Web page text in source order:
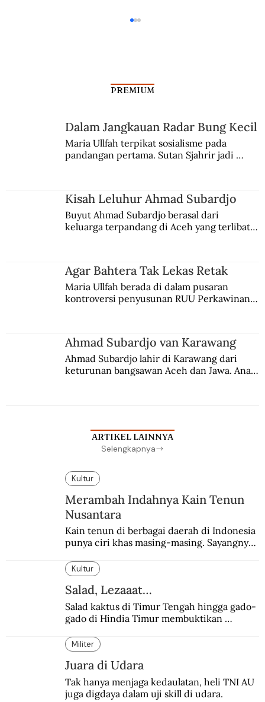
Ada Oknum Polisi dalam Pembunuhan
PREMIUM
Dalam Jangkauan Radar Bung Kecil
Maria Ullfah terpikat sosialisme pada
pandangan pertama. Sutan Sjahrir jadi
Kisah Leluhur Ahmad Subardjo
Buyut Ahmad Subardjo berasal dari
keluarga terpandang di Aceh yang terlibat
Agar Bahtera Tak Lekas Retak
Maria Ullfah berada di dalam pusaran
kontroversi penyusunan RUU Perkawinan.
Ahmad Subardjo van Karawang
Ahmad Subardjo lahir di Karawang dari
keturunan bangsawan Aceh dan Jawa. Anak
ARTIKEL LAINNYA
Selengkapnya
Kultur
Merambah Indahnya Kain Tenun
Nusantara
Kain tenun di berbagai daerah di Indonesia
punya ciri khas masing-masing. Sayangnya,
belum memadai.
Kultur
Salad, Lezaaat…
Salad kaktus di Timur Tengah hingga gado-
gado di Hindia Timur membuktikan
Militer
Juara di Udara
Tak hanya menjaga kedaulatan, heli TNI AU
juga digdaya dalam uji skill di udara.